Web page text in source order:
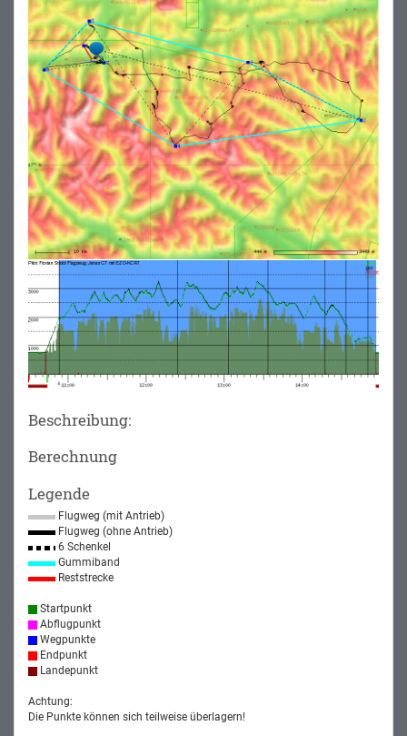
Beschreibung:
Berechnung
Legende
Flugweg (mit Antrieb)
Flugweg (ohne Antrieb)
6 Schenkel
Gummiband
Reststrecke
Startpunkt
Abflugpunkt
Wegpunkte
Endpunkt
Landepunkt
Achtung:
Die Punkte können sich teilweise überlagern!